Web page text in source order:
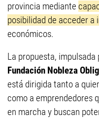
provincia mediante
posibilidad de acceder
económicos.
La propuesta, impulsada
Fundación Nobleza
está dirigida tanto a
como a emprendedores
en marcha y buscan